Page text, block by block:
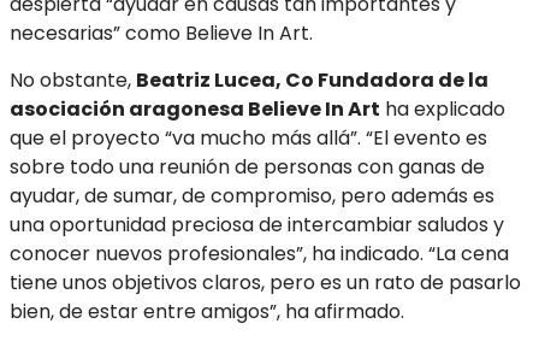
necesarias” como Believe In Art.
No obstante, Beatriz Lucea, Co Fundadora de la
asociación aragonesa Believe In Art ha explicado
que el proyecto “va mucho más allá”. “El evento es
sobre todo una reunión de personas con ganas de
ayudar, de sumar, de compromiso, pero además es
una oportunidad preciosa de intercambiar saludos y
conocer nuevos profesionales”, ha indicado. “La cena
tiene unos objetivos claros, pero es un rato de pasarlo
bien, de estar entre amigos”, ha afirmado.